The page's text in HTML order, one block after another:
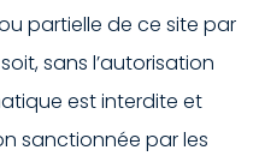
partielle de ce site par
sans l’autorisation
est interdite et
sanctionnée par les